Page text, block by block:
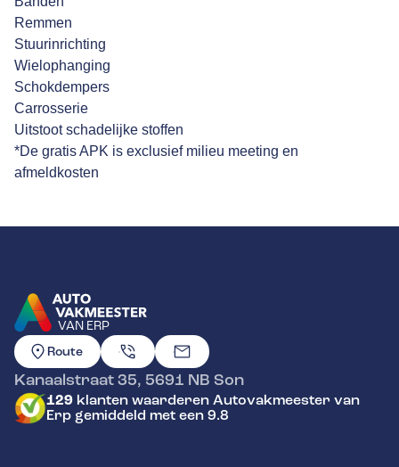
Remmen
Stuurinrichting
Wielophanging
Schokdempers
Carrosserie
Uitstoot schadelijke stoffen
*De gratis APK is exclusief milieu meeting en
afmeldkosten
VAN ERP
GA NAAR DE HOMEPAGINA
Route
Kanaalstraat 35, 5691 NB Son
129 klanten waarderen Autovakmeester van
Erp gemiddeld met een 9.8